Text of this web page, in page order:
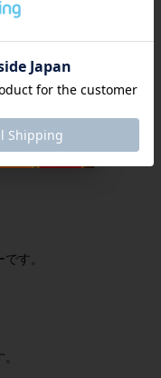
ーは変化系表のような
す。